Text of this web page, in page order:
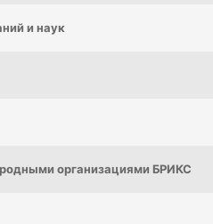
и наук
организациями БРИКС